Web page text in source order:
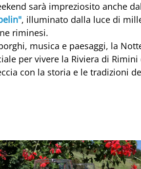
sarà impreziosito anche
, illuminato dalla luce di
riminesi.
musica e paesaggi, la
per vivere la Riviera di
con la storia e le tradizioni